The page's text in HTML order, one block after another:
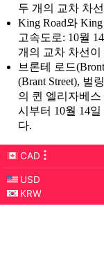
두 개의 교차 차
King Road와
고속도로: 10월
개의 교차 차선이
브론테 로드
(Brant Street), 벌
의 퀸 엘리자베스
시부터 10월 14
다.